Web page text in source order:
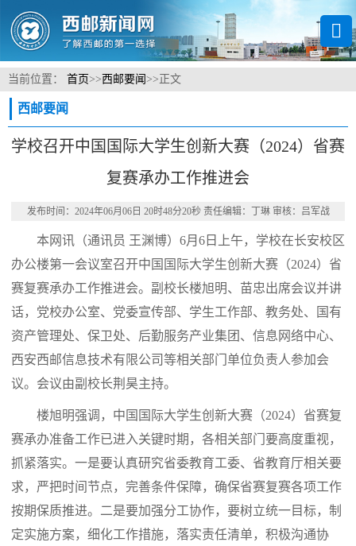
当前位置： 首页>>西邮要闻 >> 正文
西邮要闻
学校召开中国国际大学生创新大赛（2024）省赛
复赛承办工作推进会
发布时间：2024年06月06日 20时48分20秒 责任编辑：丁琳 审核：吕军战
本网讯 （通讯员 王渊博） 6月6日上午，学校在长安校区
办公楼第一会议室召开中国国际大学生创新大赛（2024）省
赛复赛承办工作推进会。副校长楼旭明、苗忠出席会议并讲
话，党校办公室、党委宣传部、学生工作部、教务处、国有
资产管理处、保卫处、后勤服务产业集团、信息网络中心、
西安西邮信息技术有限公司等相关部门单位负责人参加会
议。会议由副校长荆昊主持。
楼旭明强调， 中国国际大学生创新大赛（2024） 省赛复
赛承办准备工作已进入关键时期，各相关部门要高度重视，
抓紧落实。一是要认真研究省委教育工委、省教育厅相关要
求，严把时间节点，完善条件保障，确保省赛复赛各项工作
按期保质推进。二是要加强分工协作，要树立统一目标，制
定实施方案，细化工作措施，落实责任清单，积极沟通协